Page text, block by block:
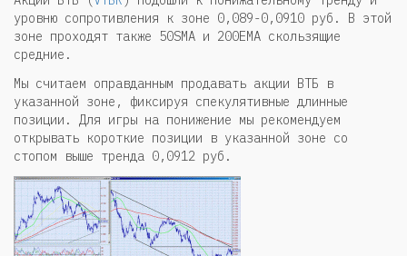
уровню сопротивления к зоне 0,089-0,0910 руб. В этой
зоне проходят также 50SMA и 200EMA скользящие
средние.
Мы считаем оправданным продавать акции ВТБ в
указанной зоне, фиксируя спекулятивные длинные
позиции. Для игры на понижение мы рекомендуем
открывать короткие позиции в указанной зоне со
стопом выше тренда 0,0912 руб.